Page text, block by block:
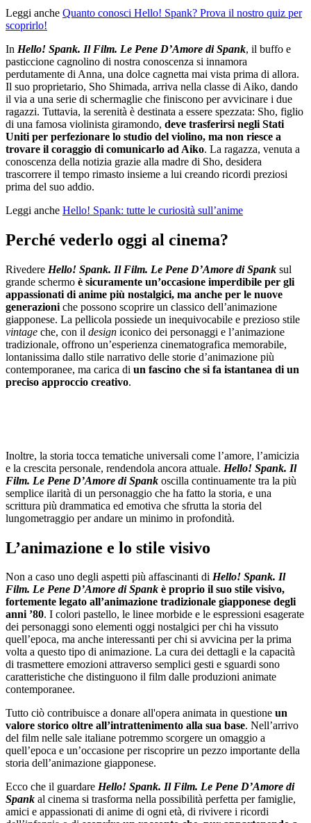
Leggi anche Quanto conosci Hello! Spank? Prova il nostro quiz per
scoprirlo!
In Hello! Spank. Il Film. Le Pene D’Amore di Spank, il buffo e
pasticcione cagnolino di nostra conoscenza si innamora
perdutamente di Anna, una dolce cagnetta mai vista prima di allora.
Il suo proprietario, Sho Shimada, arriva nella classe di Aiko, dando
il via a una serie di schermaglie che finiscono per avvicinare i due
ragazzi. Tuttavia, la serenità è destinata a essere spezzata: Sho, figlio
di una famosa violinista giramondo, deve trasferirsi negli Stati
Uniti per perfezionare lo studio del violino, ma non riesce a
trovare il coraggio di comunicarlo ad Aiko. La ragazza, venuta a
conoscenza della notizia grazie alla madre di Sho, desidera
trascorrere il tempo rimasto insieme a lui creando ricordi preziosi
prima del suo addio.
Leggi anche Hello! Spank: tutte le curiosità sull’anime
Perché vederlo oggi al cinema?
Rivedere Hello! Spank. Il Film. Le Pene D’Amore di Spank sul
grande schermo è sicuramente un’occasione imperdibile per gli
appassionati di anime più nostalgici, ma anche per le nuove
generazioni che possono scoprire un classico dell’animazione
giapponese. La pellicola possiede un inequivocabile e prezioso stile
vintage che, con il design iconico dei personaggi e l’animazione
tradizionale, offrono un’esperienza cinematografica memorabile,
lontanissima dallo stile narrativo delle storie d’animazione più
contemporanee, ma carica di un fascino che si fa istantanea di un
preciso approccio creativo.
Inoltre, la storia tocca tematiche universali come l’amore, l’amicizia
e la crescita personale, rendendola ancora attuale. Hello! Spank. Il
Film. Le Pene D’Amore di Spank oscilla continuamente tra la più
semplice ilarità di un personaggio che ha fatto la storia, e una
scrittura più drammatica ed emotiva che sfrutta la storia del
lungometraggio per andare un minimo in profondità.
L’animazione e lo stile visivo
Non a caso uno degli aspetti più affascinanti di Hello! Spank. Il
Film. Le Pene D’Amore di Spank è proprio il suo stile visivo,
fortemente legato all’animazione tradizionale giapponese degli
anni ’80. I colori pastello, le linee morbide e le espressioni esagerate
dei personaggi sono elementi oggi nostalgici per chi ha vissuto
quell’epoca, ma anche interessanti per chi si avvicina per la prima
volta a questo tipo di animazione. La cura dei dettagli e la capacità
di trasmettere emozioni attraverso semplici gesti e sguardi sono
caratteristiche che distinguono il film dalle produzioni animate
contemporanee.
Tutto ciò contribuisce a donare all'opera animata in questione un
valore storico oltre all’intrattenimento alla sua base. Nell’arrivo
del film nelle sale italiane potremmo scorgere un omaggio a
quell’epoca e un’occasione per riscoprire un pezzo importante della
storia dell’animazione giapponese.
Ecco che il guardare Hello! Spank. Il Film. Le Pene D’Amore di
Spank al cinema si trasforma nella possibilità perfetta per famiglie,
amici e appassionati di anime di ogni età, di rivivere i ricordi